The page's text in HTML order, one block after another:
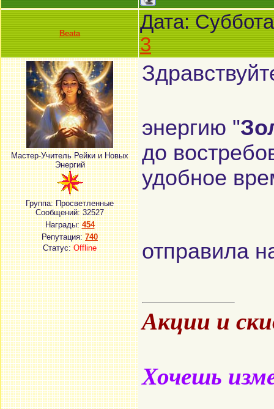
Beata
Дата:
3
Мастер-Учитель Рейки и Новых
Энергий
Группа: Просветленные
Сообщений:32527
Награды:454
Репутация:740
Статус:Offline
энергию "
до
удобное
отправила
Акции и
Хочешь